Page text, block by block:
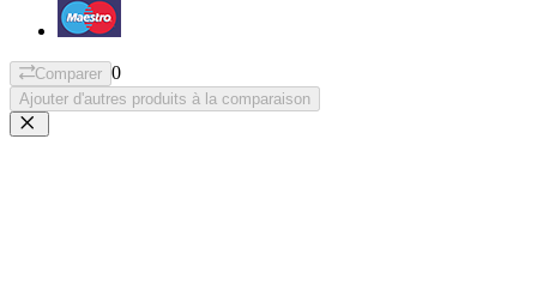
Comparer 0
Ajouter d'autres produits à la comparaison